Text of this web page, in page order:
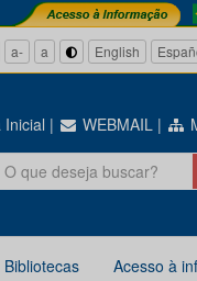
a- a English
Inicial | WEBMAIL |
Bibliotecas Acesso à